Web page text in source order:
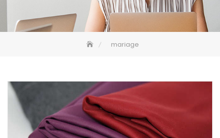
mariage